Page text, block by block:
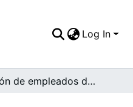
Log In
Reunión de empleados de la planta de Propal